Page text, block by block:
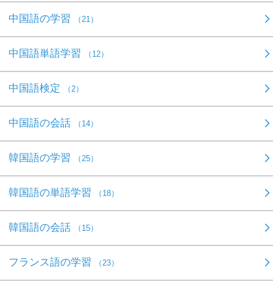
中国語の学習 （21）
中国語単語学習 （12）
中国語検定 （2）
中国語の会話 （14）
韓国語の学習 （25）
韓国語の単語学習 （18）
韓国語の会話 （15）
フランス語の学習 （23）